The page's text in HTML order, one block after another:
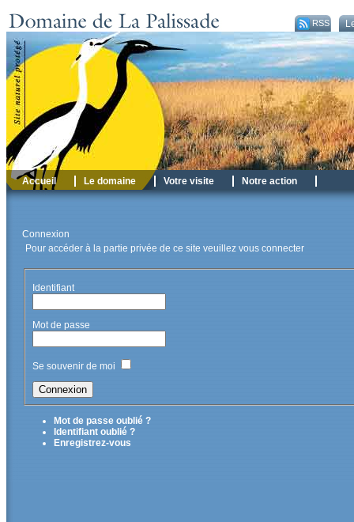
RSS
Accueil Le domaine Votre visite Notre action
Connexion
Pour accéder à la partie privée de ce site veuillez vous connecter
Identifiant
Mot de passe
Se souvenir de moi
Mot de passe oublié ?
Identifiant oublié ?
Enregistrez-vous